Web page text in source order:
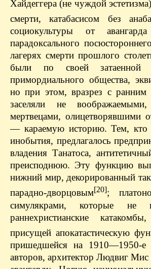
Хайдеггера (не чуждой
смерти, катабасисом без
социокультуры от
парадоксального
лагерях смерти прошлого
были по своей затаенной
примордиального общества,
но при этом, вразрез с
заселяли не
мертвецами, олицетворявшими
— караемую историю. Тем, кто
инобытия, предлагалось
владения Танатоса,
преисподнюю. Эту функцию
нижний мир, декорированный
парадно-дворцовым[20];
симулякрами, которые не
раннехристианские
присущей апокатастическую
пришедшейся на 1910—1950-
авторов, архитектор Людвиг Мис